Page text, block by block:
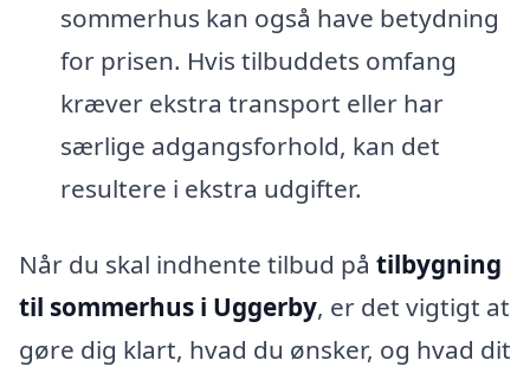
sommerhus kan også have betydning
for prisen. Hvis tilbuddets omfang
kræver ekstra transport eller har
særlige adgangsforhold, kan det
resultere i ekstra udgifter.
Når du skal indhente tilbud på tilbygning
til sommerhus i Uggerby, er det vigtigt at
gøre dig klart, hvad du ønsker, og hvad dit